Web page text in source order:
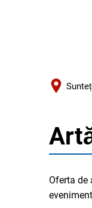
Oferta de